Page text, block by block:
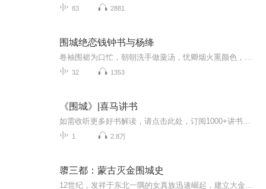
83 2881
围城绝恋钱钟书与杨绛
32 1353
《围城》|喜马讲书
1 2.8万
隳三都：蒙古灭金围城史